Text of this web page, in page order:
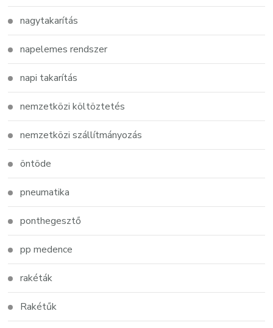
nagytakarítás
napelemes rendszer
napi takarítás
nemzetközi költöztetés
nemzetközi szállítmányozás
öntöde
pneumatika
ponthegesztő
pp medence
rakéták
Rakétűk